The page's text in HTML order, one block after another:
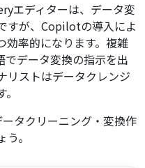
エディターは、データ変
すが、Copilotの導入によ
効率的になります。複雑
データ変換の指示を出
リストはデータクレンジ
タクリーニング・変換作
。